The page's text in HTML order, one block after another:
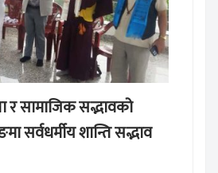
र सामाजिक सद्भावको
सर्वधर्मीय शान्ति सद्भाव